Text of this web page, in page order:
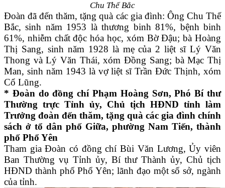
Chu Thế Bắc
Đoàn đã đến thăm, tặng quà các gia đình: Ông Chu Thế
Bắc, sinh năm 1953 là thương binh 81%, bệnh binh
61%, nhiễm chất độc hóa học, xóm Bờ Đậu; bà Hoàng
Thị Sang, sinh năm 1928 là mẹ của 2 liệt sĩ Lý Văn
Thong và Lý Văn Thái, xóm Đồng Sang; bà Mạc Thị
Man, sinh năm 1943 là vợ liệt sĩ Trần Đức Thịnh, xóm
Cổ Lũng.
* Đoàn do đồng chí Phạm Hoàng Sơn, Phó Bí thư
Thường trực Tỉnh ủy, Chủ tịch HĐND tỉnh làm
Trưởng đoàn đến thăm, tặng quà các gia đình chính
sách ở tổ dân phố Giữa, phường Nam Tiến, thành
phố Phổ Yên
Tham gia Đoàn có đồng chí Bùi Văn Lương, Ủy viên
Ban Thường vụ Tỉnh ủy, Bí thư Thành ủy, Chủ tịch
HĐND thành phố Phổ Yên; lãnh đạo một số sở, ngành
của tỉnh.